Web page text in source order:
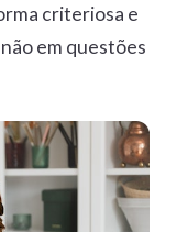
criteriosa e
em questões